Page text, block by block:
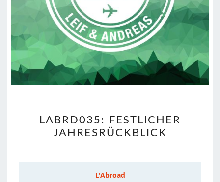
FESTLICHER
JAHRESRÜCKBLICK
LABRD035: FESTLICHER
JAHRESRÜCKBLICK